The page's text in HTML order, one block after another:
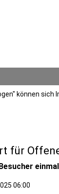
können
für
06:00